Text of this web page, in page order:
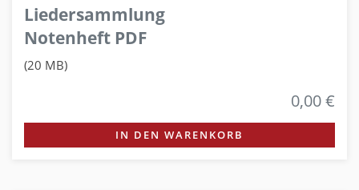
Liedersammlung
Notenheft PDF
(20 MB)
0,00 €
IN DEN WARENKORB